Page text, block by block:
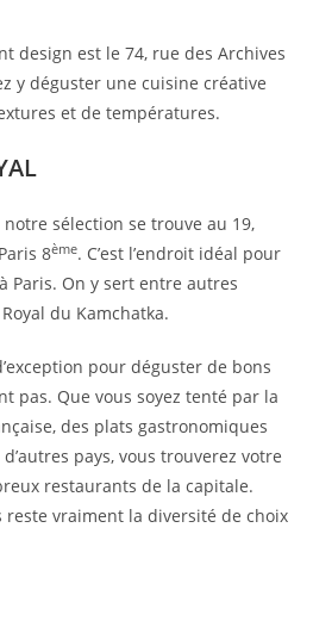
design est le 74, rue des Archives
y déguster une cuisine créative
et de températures.
sélection se trouve au 19,
8ème. C’est l’endroit idéal pour
Paris. On y sert entre autres
du Kamchatka.
pour déguster de bons
pas. Que vous soyez tenté par la
des plats gastronomiques
pays, vous trouverez votre
restaurants de la capitale.
reste vraiment la diversité de choix